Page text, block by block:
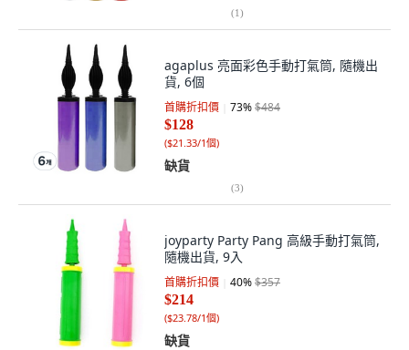
(1)
agaplus 亮面彩色手動打氣筒, 隨機出
貨, 6個
首購折扣價 73%$484
$128
($21.33/1個)
缺貨
(3)
joyparty Party Pang 高級手動打氣筒,
隨機出貨, 9入
首購折扣價 40%$357
$214
($23.78/1個)
缺貨